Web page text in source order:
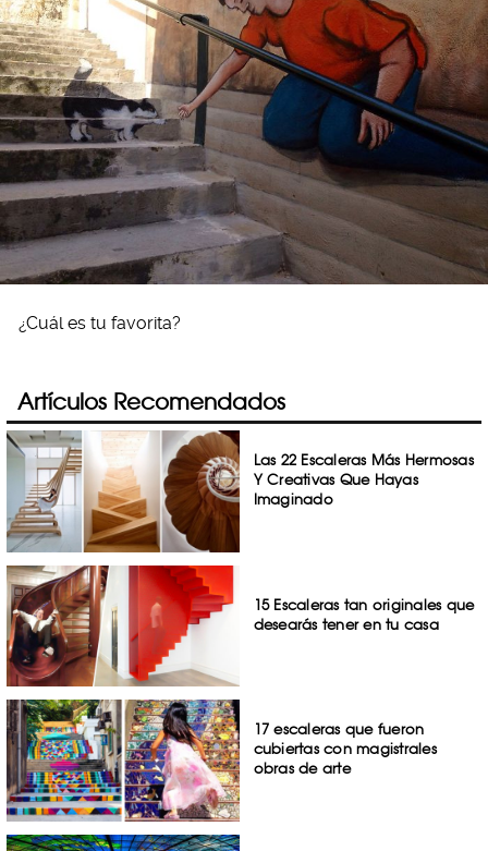
¿Cuál es tu favorita?
Artículos Recomendados
Las 22 Escaleras Más Hermosas
Y Creativas Que Hayas
Imaginado
15 Escaleras tan originales que
desearás tener en tu casa
17 escaleras que fueron
cubiertas con magistrales
obras de arte